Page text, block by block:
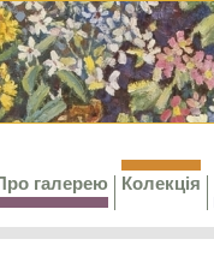
галерею Колекція